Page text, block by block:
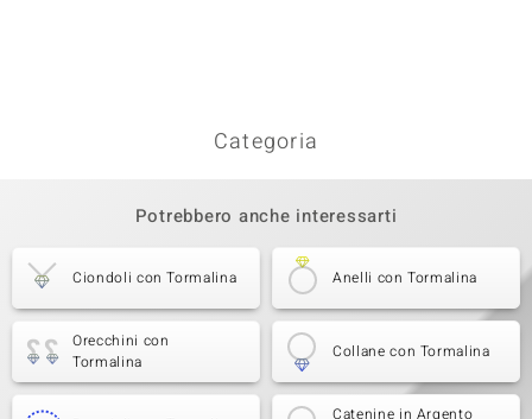
Categoria
Potrebbero anche interessarti
Ciondoli con Tormalina Anelli con Tormalina
Orecchini con
Tormalina
Collane con Tormalina
Catenine in Argento